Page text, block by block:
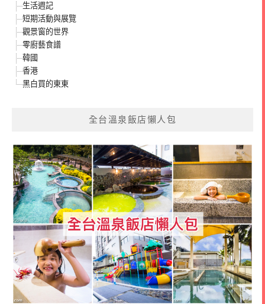
生活週記
短期活動與展覽
觀景窗的世界
零廚藝食譜
韓國
香港
黑白買的東東
全台溫泉飯店懶人包